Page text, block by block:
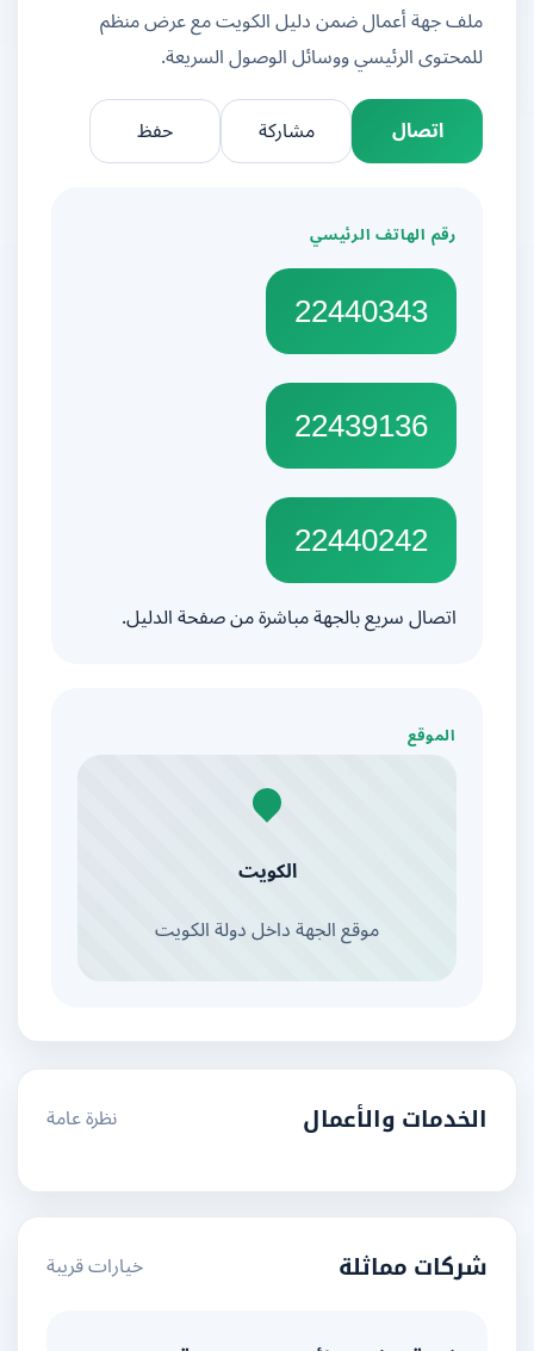
ملف جهة أعمال ضمن دليل الكويت مع عرض منظم
للمحتوى الرئيسي ووسائل الوصول السريعة.
اتصال
مشاركة
رقم الهاتف الرئيسي
22440343
22439136
22440242
اتصال سريع بالجهة مباشرة من صفحة الدليل.
الموقع
الكويت
موقع الجهة داخل دولة الكويت
الخدمات والأعمال نظرة عامة
شركات مماثلة خيارات قريبة